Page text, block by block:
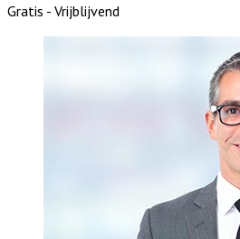
Gratis - Vrijblijvend